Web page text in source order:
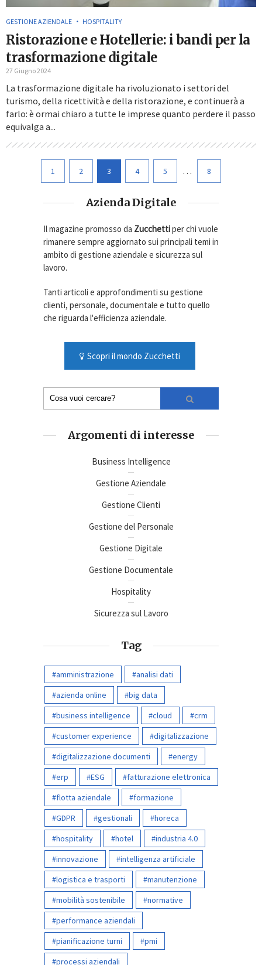
GESTIONE AZIENDALE HOSPITALITY
Ristorazione e Hotellerie: i bandi per la
trasformazione digitale
27 Giugno 2024
La trasformazione digitale ha rivoluzionato i settori del
turismo, della ricettività e della ristorazione, e continuerà a
farlo: è ormai chiaro a tutte le imprese quanto perdere il passo
equivalga a...
1 2 3 4 5 … 8
Azienda Digitale
Il magazine promosso da Zucchettiper chi vuole
rimanere sempre aggiornato sui principali temi in
ambito di gestione aziendale e sicurezza sul
lavoro.
Tanti articoli e approfondimenti su gestione
clienti, personale, documentale e tutto quello
che riguarda l'efficienza aziendale.
Scopri il mondo Zucchetti
Argomenti di interesse
Business Intelligence
Gestione Aziendale
Gestione Clienti
Gestione del Personale
Gestione Digitale
Gestione Documentale
Hospitality
Sicurezza sul Lavoro
Tag
amministrazione
analisi dati
azienda online
big data
business intelligence
cloud
crm
customer experience
digitalizzazione
digitalizzazione documenti
energy
erp
ESG
fatturazione elettronica
flotta aziendale
formazione
GDPR
gestionali
horeca
hospitality
hotel
industria 4.0
innovazione
intelligenza artificiale
logistica e trasporti
manutenzione
mobilità sostenibile
normative
performance aziendali
pianificazione turni
pmi
processi aziendali